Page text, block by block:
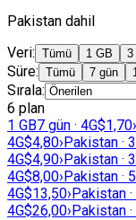
Pakistan dahil
Veri: Tümü 1 GB 3
Süre: Tümü 7 gün
Sırala:
6 plan
1 GB7 gün · 4G$1,70›
4G$4,80›Pakistan ·
4G$4,90›Pakistan ·
4G$8,00›Pakistan ·
4G$13,50›Pakistan
4G$26,00›Pakistan